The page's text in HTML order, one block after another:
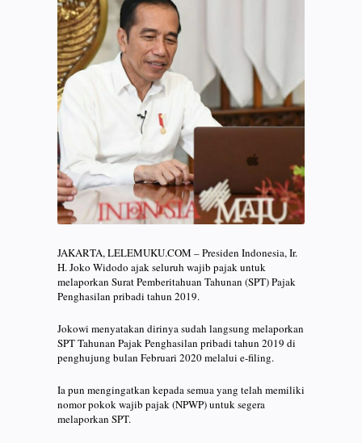
JAKARTA, LELEMUKU.COM – Presiden Indonesia, Ir.
H. Joko Widodo ajak seluruh wajib pajak untuk
melaporkan Surat Pemberitahuan Tahunan (SPT) Pajak
Penghasilan pribadi tahun 2019.
Jokowi menyatakan dirinya sudah langsung melaporkan
SPT Tahunan Pajak Penghasilan pribadi tahun 2019 di
penghujung bulan Februari 2020 melalui e-filing.
Ia pun mengingatkan kepada semua yang telah memiliki
nomor pokok wajib pajak (NPWP) untuk segera
melaporkan SPT.